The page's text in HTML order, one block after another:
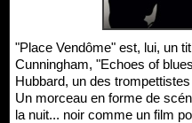
"Place Vendôme" est, lui, un titre basé sur un thème de Bob
Cunningham, "Echoes of
Hubbard, un des
Un morceau en forme de
la nuit... noir comme un film